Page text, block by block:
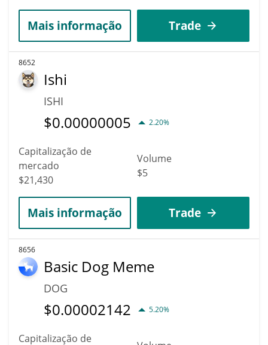
Mais informação Trade
8652
Ishi
ISHI
$0.00000005 2.20%
Capitalização de
mercado
$21,430
Volume
$5
Mais informação Trade
8656
Basic Dog Meme
DOG
$0.00002142 5.20%
Capitalização de